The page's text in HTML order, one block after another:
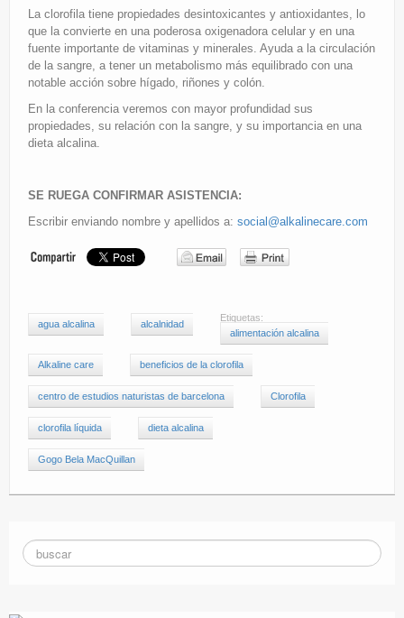
La clorofila tiene propiedades desintoxicantes y antioxidantes, lo
que la convierte en una poderosa oxigenadora celular y en una
fuente importante de vitaminas y minerales. Ayuda a la circulación
de la sangre, a tener un metabolismo más equilibrado con una
notable acción sobre hígado, riñones y colón.
En la conferencia veremos con mayor profundidad sus
propiedades, su relación con la sangre, y su importancia en una
dieta alcalina.
SE RUEGA CONFIRMAR ASISTENCIA:
Escribir enviando nombre y apellidos a: social@alkalinecare.com
Etiquetas:
agua alcalina
alcalnidad
alimentación alcalina
Alkaline care beneficios de la clorofila
centro de estudios naturistas de barcelona Clorofila
clorofila líquida dieta alcalina
Gogo Bela MacQuillan